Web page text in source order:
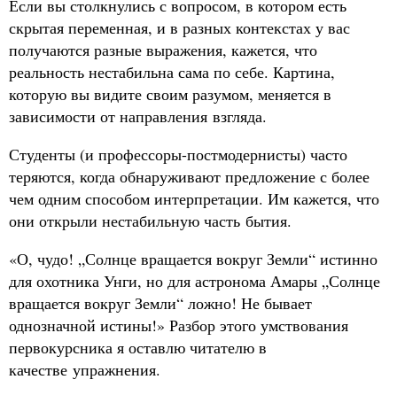
Если вы столкнулись с вопросом, в котором есть
скрытая переменная, и в разных контекстах у вас
получаются разные выражения, кажется, что
реальность нестабильна сама по себе. Картина,
которую вы видите своим разумом, меняется в
зависимости от направления взгляда.
Студенты (и профессоры-постмодернисты) часто
теряются, когда обнаруживают предложение с более
чем одним способом интерпретации. Им кажется, что
они открыли нестабильную часть бытия.
«О, чудо! „Солнце вращается вокруг Земли“ истинно
для охотника Унги, но для астронома Амары „Солнце
вращается вокруг Земли“ ложно! Не бывает
однозначной истины!» Разбор этого умствования
первокурсника я оставлю читателю в
качестве упражнения.